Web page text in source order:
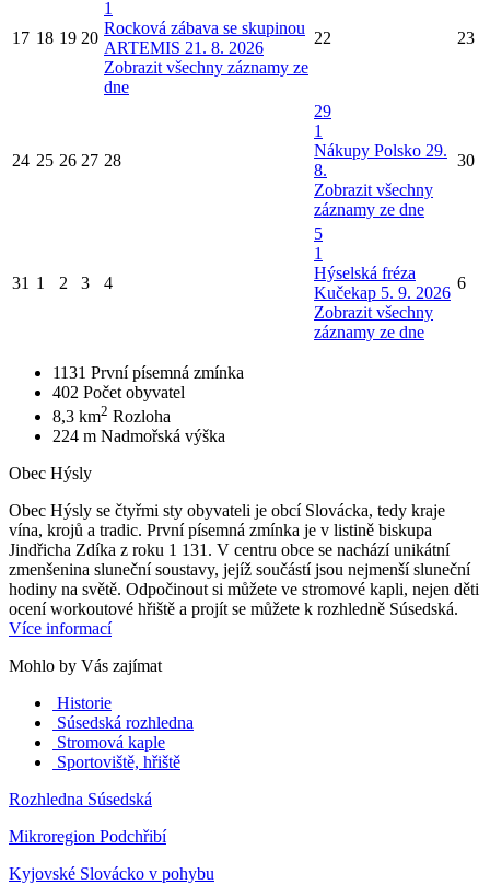
17 18 19 20
1
Rocková zábava se skupinou
ARTEMIS 21. 8. 2026
Zobrazit všechny záznamy ze
dne
22 23
24 25 26 27 28
29
1
Nákupy Polsko 29.
8.
Zobrazit všechny
záznamy ze dne
30
31 1 2 3 4
5
1
Hýselská fréza
Kučekap 5. 9. 2026
Zobrazit všechny
záznamy ze dne
6
1131 První písemná zmínka
402 Počet obyvatel
8,3 km2 Rozloha
224 m Nadmořská výška
Obec Hýsly
Obec Hýsly se čtyřmi sty obyvateli je obcí Slovácka, tedy kraje
vína, krojů a tradic. První písemná zmínka je v listině biskupa
Jindřicha Zdíka z roku 1 131. V centru obce se nachází unikátní
zmenšenina sluneční soustavy, jejíž součástí jsou nejmenší sluneční
hodiny na světě. Odpočinout si můžete ve stromové kapli, nejen děti
ocení workoutové hřiště a projít se můžete k rozhledně Súsedská.
Více informací
Mohlo by Vás zajímat
Historie
Súsedská rozhledna
Stromová kaple
Sportoviště, hřiště
Rozhledna Súsedská
Mikroregion Podchřibí
Kyjovské Slovácko v pohybu